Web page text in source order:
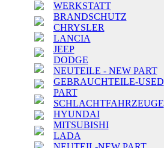
WERKSTATT
BRANDSCHUTZ
CHRYSLER
LANCIA
JEEP
DODGE
NEUTEILE - NEW PART
GEBRAUCHTEILE-USED
PART
SCHLACHTFAHRZEUGE
HYUNDAI
MITSUBISHI
LADA